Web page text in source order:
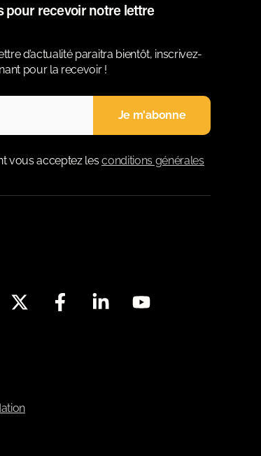
pour recevoir notre lettre
d’actualité paraitra bientôt, inscrivez-
pour la recevoir !
vous acceptez lesconditions générales